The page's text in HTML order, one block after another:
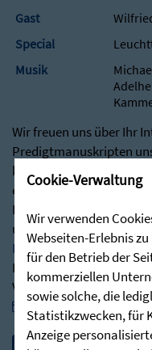
Gast
Special
Musik
Wir freuen uns über Ihr
Predigtmanuskripten
können Sie die
erhalten.
Besuchen Sie hierfür
unseren Shop:
Predigten - Die
Bei Rückfragen stehen
Verfügung:
post@stunde-des-
Cookie-Verwaltung
Wir verwenden
Webseiten-Erlebnis
für den Betrieb der
kommerziellen
sowie solche, die
Statistikzwecken, für
Anzeige